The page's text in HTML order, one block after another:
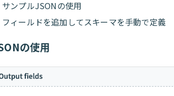
サンプルJSONの使用
フィールドを追加してスキーマを手動で定義
の使用